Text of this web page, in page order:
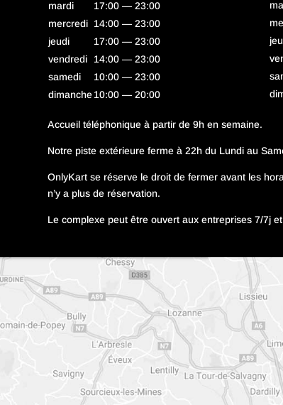
mardi
17:00 — 23:00
mercredi 14:00 — 23:00
jeudi
17:00 — 23:00
vendredi
14:00 — 23:00
samedi
10:00 — 23:00
dimanche10:00 — 20:00
Accueil téléphonique à partir de 9h en semaine.
Notre piste extérieure ferme à 22h du Lundi au
OnlyKart se réserve le droit de fermer avant les
n’y a plus de réservation.
Le complexe peut être ouvert aux entreprises 7/7j